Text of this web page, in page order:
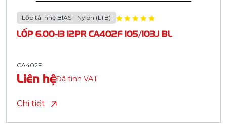
Lốp tải nhẹ BIAS - Nylon (LTB)
LỐP 6.00-13 12PR CA402F 105/103J BL
CA402F
Liên hệĐã tính VAT
Chi tiết